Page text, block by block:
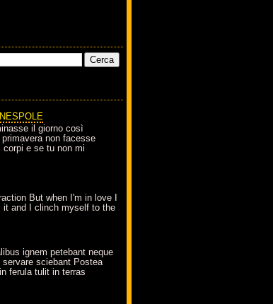
il giorno così
non facesse
corpi e se tu non mi
But when I'm in love I
it and I clinch myself to the
ignem petebant neque
servare sciebant Postea
ferula tulit in terras